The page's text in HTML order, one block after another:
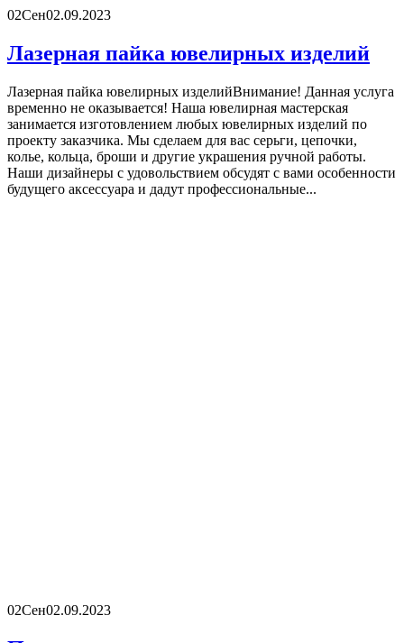
02Сен02.09.2023
Лазерная пайка ювелирных изделий
Лазерная пайка ювелирных изделийВнимание! Данная услуга
временно не оказывается! Наша ювелирная мастерская
занимается изготовлением любых ювелирных изделий по
проекту заказчика. Мы сделаем для вас серьги, цепочки,
колье, кольца, броши и другие украшения ручной работы.
Наши дизайнеры с удовольствием обсудят с вами особенности
будущего аксессуара и дадут профессиональные...
02Сен02.09.2023